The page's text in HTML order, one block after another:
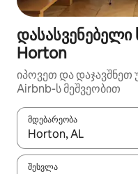
Horton
იპოვეთ და
Airbnb-ს მეშვეობით
მდებარეობა
როცა შედეგები
შესვლა